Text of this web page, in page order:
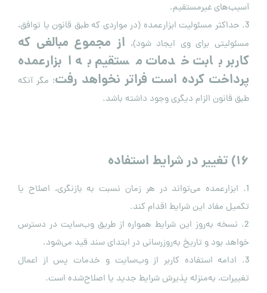
آسیب‌های غیرمستقیم.
3. حداکثر مسئولیت ابزارعمده (در مواردی که طبق قانون یا توافق،
مسئولیتی برای وی ایجاد شود)، از مجموع مبالغی که
کاربر بابت خدمات مستقیم به ابزارعمده
پرداخت کرده است فراتر نخواهد رفت؛ مگر آنکه
طبق قانون الزام دیگری وجود داشته باشد.
۱۶) تغییر در شرایط استفاده
1. ابزارعمده می‌تواند در هر زمان نسبت به بازنگری، اصلاح یا
تکمیل مفاد این شرایط اقدام کند.
2. نسخه به‌روز این شرایط همواره از طریق وب‌سایت در دسترس
خواهد بود و تاریخ به‌روزرسانی در ابتدای سند قید می‌شود.
3. ادامه استفاده کاربر از وب‌سایت و خدمات پس از اعمال
تغییرات، به‌منزله پذیرش شرایط جدید یا اصلاح‌شده است.